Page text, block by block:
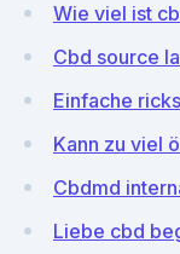
Wie viel ist
Cbd source la
Einfache
Kann zu viel
Cbdmd
Liebe cbd